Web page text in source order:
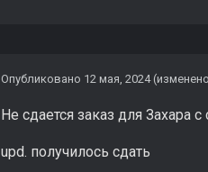
Опубликовано 12 мая, 2024
Не сдается заказ для Захара
upd. получилось сдать